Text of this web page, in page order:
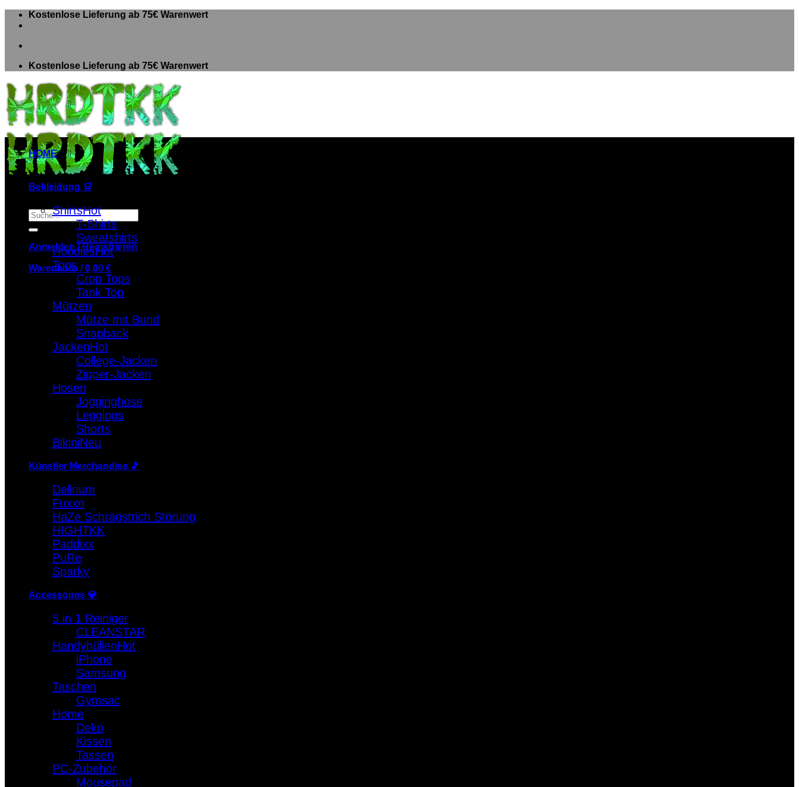
Zum
Inhalt
Kostenlose Lieferung ab 75€ Warenwert
Kostenlose Lieferung ab 75€ Warenwert
Suche
nach:
Anmelden / Registrieren
Warenkorb /0,00 €
Warenkorb
Es befinden sich keine Produkte im Warenkorb.
HOME
Bekleidung 🛒
Shirts
T-Shirts
Sweatshirts
Hoodies
Tops
Crop Tops
Tank Top
Mützen
Mütze mit Bund
Snapback
Jacken
College-Jacken
Zipper-Jacken
Hosen
Jogginghose
Leggings
Shorts
Bikini
Künstler Merchandise 🎵
Delirium
Fuxxn
HaZe Schrägstrich Störung
HIGHTKK
Paddixx
PuRe
Sparky
Accessoires 💎
5 in 1 Reiniger
CLEANSTAR
Handyhüllen
iPhone
Samsung
Taschen
Gymsac
Home
Deko
Kissen
Tassen
PC-Zubehör
Mousepad